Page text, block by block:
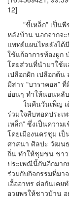
12]
"ขี้เหล็ก” เป็นพืช
หลังบ้าน นอกจากจ
แพทย์แผนไทยยังได้
ใช้แก้อาการท้องผูก
โดยส่วนที่นำมาใช้
เปลือกฝัก เปลือกต้
มีสาร "บาราคอล”
อ่อนๆ ทำให้นอนหลั
ในคืนวันเพ็ญ เดื
ร่วมใจสืบทอดประ
เหล็ก” ซึ่งเป็นควา
โดยเมืองนครชุม เ
ศาสนา ศิลปะ วัฒน
ถิ่น ทำให้ชุมชน ชา
ประเพณีนี้กันอีกมาก
ร่วมกับกิจกรรมที่มา
เอื้ออาทร ต่อกันเค
อวยพรให้ชาวบ้าน